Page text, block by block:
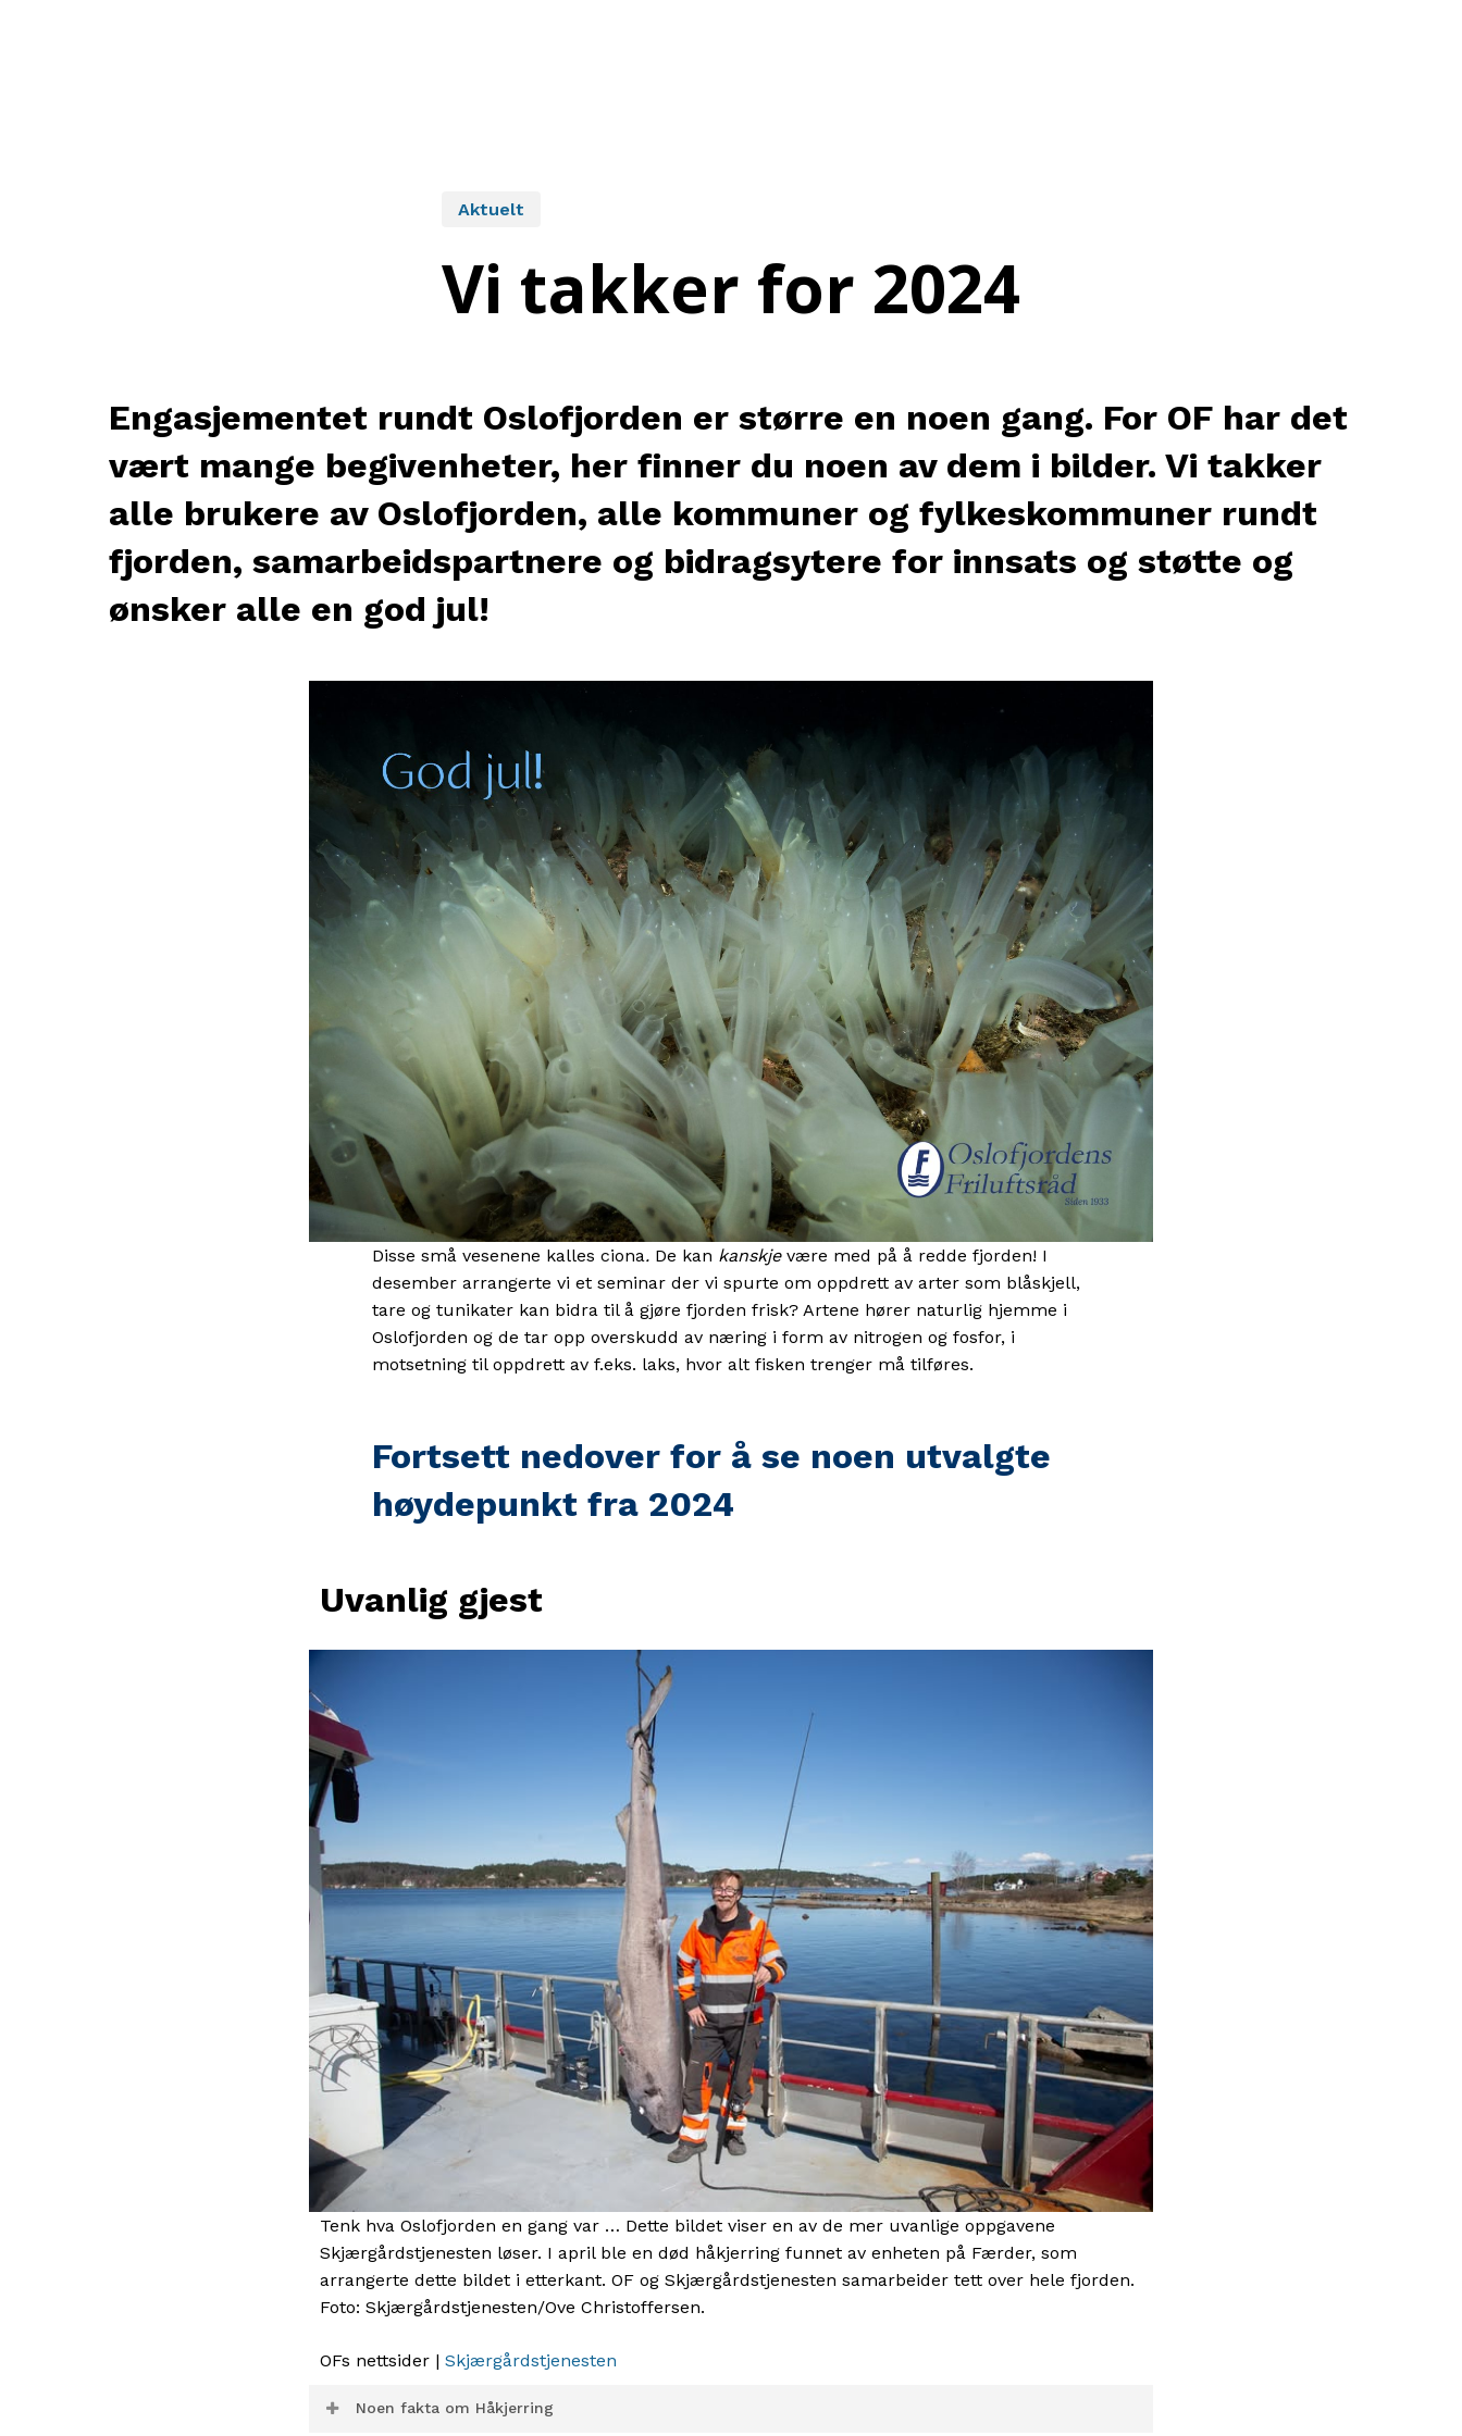
Aktuelt
Vi takker for 2024
Engasjementet rundt Oslofjorden er større en noen gang. For OF har det
vært mange begivenheter, her finner du noen av dem i bilder. Vi takker
alle brukere av Oslofjorden, alle kommuner og fylkeskommuner rundt
fjorden, samarbeidspartnere og bidragsytere for innsats og støtte og
ønsker alle en god jul!
Disse små vesenene kalles ciona. De kan kanskjevære med på å redde fjorden! I
desember arrangerte vi et seminar der vi spurte om oppdrett av arter som blåskjell,
tare og tunikater kan bidra til å gjøre fjorden frisk? Artene hører naturlig hjemme i
Oslofjorden og de tar opp overskudd av næring i form av nitrogen og fosfor, i
motsetning til oppdrett av f.eks. laks, hvor alt fisken trenger må tilføres.
Fortsett nedover for å se noen utvalgte
høydepunkt fra 2024
Uvanlig gjest
Tenk hva Oslofjorden en gang var … Dette bildet viser en av de mer uvanlige oppgavene
Skjærgårdstjenesten løser. I april ble en død håkjerring funnet av enheten på Færder, som
arrangerte dette bildet i etterkant. OF og Skjærgårdstjenesten samarbeider tett over hele fjorden.
Foto: Skjærgårdstjenesten/Ove Christoffersen.
OFs nettsider | Skjærgårdstjenesten
Noen fakta om Håkjerring